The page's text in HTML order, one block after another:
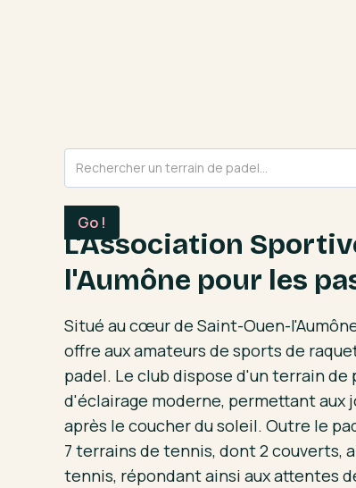
L'Association
l'Aumône pour les
Situé au cœur de Saint-Ouen-
offre aux amateurs de sports de
padel. Le club dispose d'un terrain
d'éclairage moderne, permettant aux
après le coucher du soleil. Outre le
7 terrains de tennis, dont 2 couverts,
tennis, répondant ainsi aux attentes